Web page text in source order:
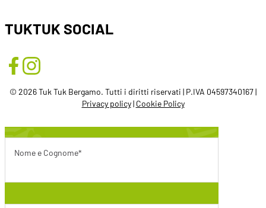
TUKTUK SOCIAL
© 2026 Tuk Tuk Bergamo. Tutti i diritti riservati | P.IVA 04597340167 |
Privacy policy| Cookie Policy
Nome e Cognome*